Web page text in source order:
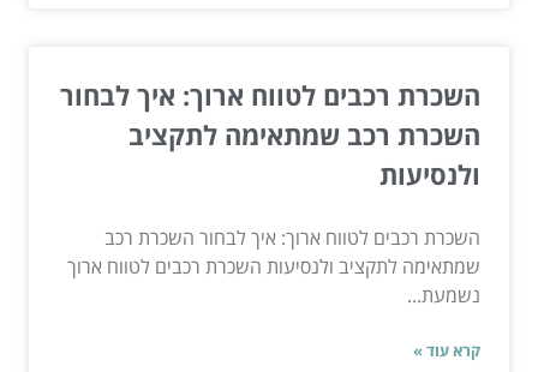
השכרת רכבים לטווח ארוך: איך לבחור
השכרת רכב שמתאימה לתקציב
ולנסיעות
השכרת רכבים לטווח ארוך: איך לבחור השכרת רכב
שמתאימה לתקציב ולנסיעות השכרת רכבים לטווח ארוך
נשמעת...
קרא עוד »